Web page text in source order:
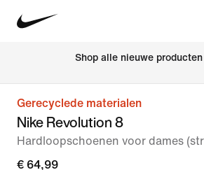
Shop alle nieuwe producten
Gerecyclede materialen
Nike Revolution 8
Hardloopschoenen voor dames
€ 64,99